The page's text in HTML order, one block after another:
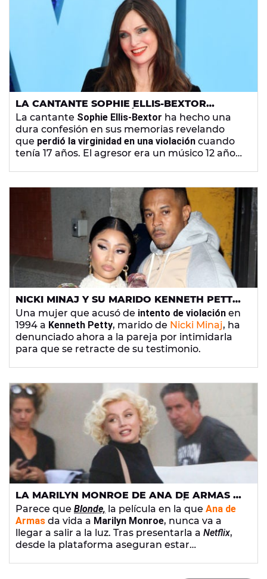
LA CANTANTE SOPHIE ELLIS-BEXTOR
CONFIESA QUE PERDIÓ LA VIRGINIDAD EN
UNA VIOLACIÓN
La cantante Sophie Ellis-Bextor ha hecho una
dura confesión en sus memorias revelando
que perdió la virginidad en una violación cuando
tenía 17 años. El agresor era un músico 12 años
NICKI MINAJ Y SU MARIDO KENNETH PETTY,
DEMANDADOS POR ACOSO EN NUEVA
YORK
Una mujer que acusó de intento de violación en
1994 a Kenneth Petty, marido de Nicki Minaj, ha
denunciado ahora a la pareja por intimidarla
para que se retracte de su testimonio.
LA MARILYN MONROE DE ANA DE ARMAS SE
RETRASA POR INCLUIR VIOLACIÓN Y SEXO
EXPLÍCITO EN SUS ESCENAS
Parece que Blonde, la película en la que Ana de
Armas da vida a Marilyn Monroe, nunca va a
llegar a salir a la luz. Tras presentarla a Netflix,
desde la plataforma aseguran estar